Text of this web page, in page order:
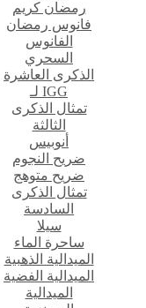
رمضان كريم
فانوس رمضان
الفانوس
السحري
الذكرى العاشرة
لـ IGG
تمثال الذكرى
الثالثة
أنوبيس
ضريح النجوم
ضريح متوهج
تمثال الذكرى
السادسة
سيلا
ساحرة الماء
الميدالية الذهبية
الميدالية الفضية
الميدالية